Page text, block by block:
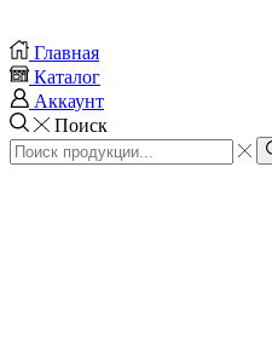
Главная
Каталог
Аккаунт
Поиск
Search
input